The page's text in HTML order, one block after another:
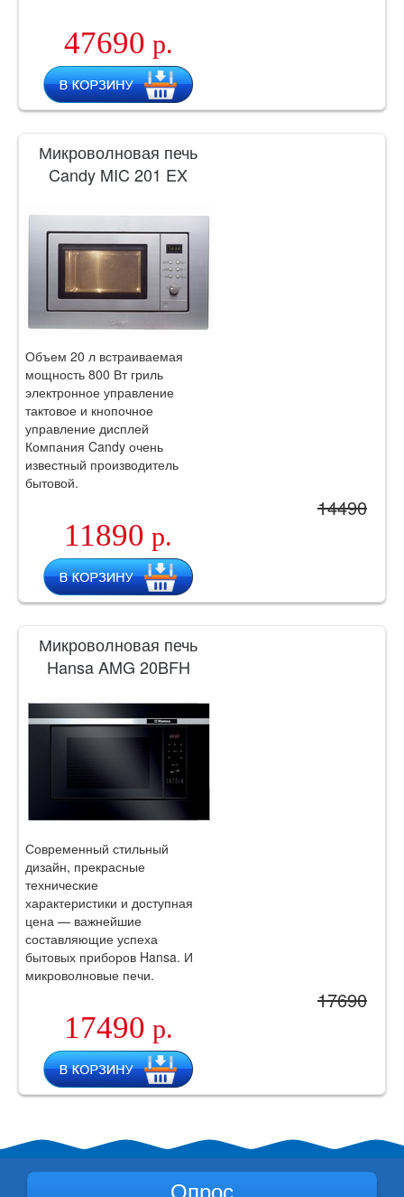
47690 р.
Микроволновая печь
Candy MIC 201 EX
Объем 20 л встраиваемая
мощность 800 Вт гриль
электронное управление
тактовое и кнопочное
управление дисплей
Компания Candy очень
известный производитель
бытовой.
14490
11890 р.
Микроволновая печь
Hansa AMG 20BFH
Современный стильный
дизайн, прекрасные
технические
характеристики и доступная
цена — важнейшие
составляющие успеха
бытовых приборов Hansa. И
микроволновые печи.
17690
17490 р.
Опрос